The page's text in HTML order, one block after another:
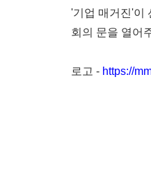
'기업 매거진'이
회의 문을 열어
로고 - https://